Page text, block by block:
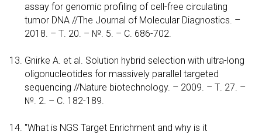
assay for genomic profiling of cell-free circulating
tumor DNA //The Journal of Molecular Diagnostics. –
2018. – Т. 20. – №. 5. – С. 686-702.
Gnirke A. et al. Solution hybrid selection with ultra-long
oligonucleotides for massively parallel targeted
sequencing //Nature biotechnology. – 2009. – Т. 27. –
№. 2. – С. 182-189.
"What is NGS Target Enrichment and why is it